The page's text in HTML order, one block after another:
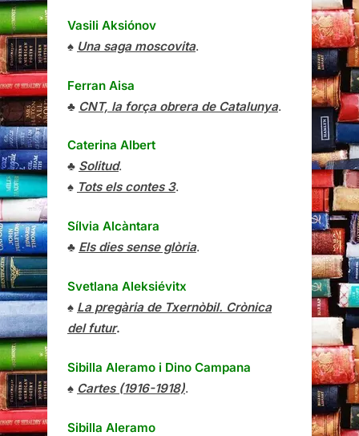
Vasili Aksiónov
♠ Una saga moscovita.
Ferran Aisa
♣ CNT, la força obrera de Catalunya.
Caterina Albert
♣ Solitud.
♠ Tots els contes 3.
Sílvia Alcàntara
♣ Els dies sense glòria.
Svetlana Aleksiévitx
♠ La pregària de Txernòbil. Crònica
del futur.
Sibilla Aleramo i Dino Campana
♠ Cartes (1916-1918).
Sibilla Aleramo